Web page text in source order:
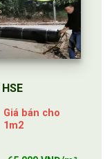
HSE
Giá bán cho
1m2